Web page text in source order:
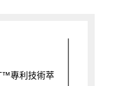
專利技術萃